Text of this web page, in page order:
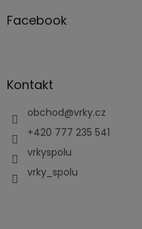
Facebook
Kontakt
obchod@vrky.cz
+420 777 235 541
vrkyspolu
vrky_spolu